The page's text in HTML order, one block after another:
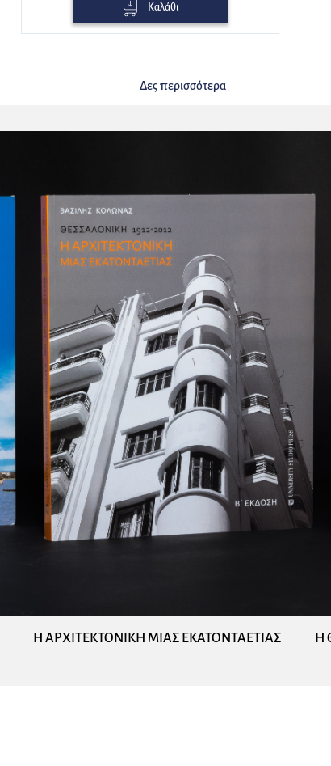
Καλάθι
Δες περισσότερα
Η ΑΡΧΙΤΕΚΤΟΝΙΚΗ ΜΙΑΣ ΕΚΑΤΟΝΤΑΕΤΙΑΣ Η